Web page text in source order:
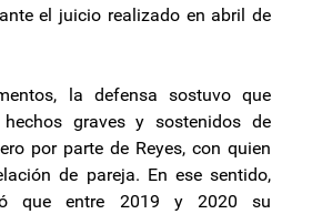
el juicio realizado en abril de
la defensa sostuvo que
graves y sostenidos de
por parte de Reyes, con quien
de pareja. En ese sentido,
que entre 2019 y 2020 su